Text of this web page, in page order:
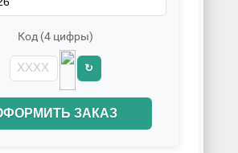
Код (4 цифры)
↻
ЗАКАЗ